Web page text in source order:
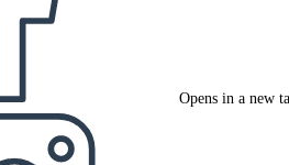
Opens in a new